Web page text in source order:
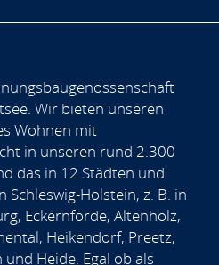
Wir bieten unseren
Wohnen mit
in unseren rund 2.300
das in 12 Städten und
Schleswig-Holstein, z. B. in
Eckernförde, Altenholz,
Heikendorf, Preetz,
Heide. Egal ob als